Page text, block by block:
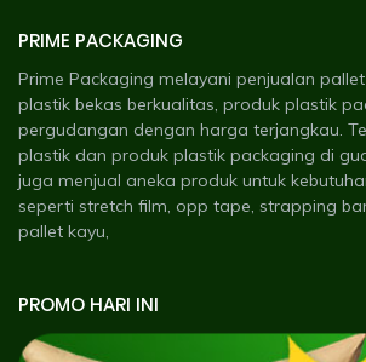
PRIME PACKAGING
Prime Packaging melayani penjualan
plastik bekas berkualitas, produk plastik
pergudangan dengan harga terjangkau.
plastik dan produk plastik packaging di
juga menjual aneka produk untuk
seperti stretch film, opp tape, strapping
pallet kayu,
PROMO HARI INI